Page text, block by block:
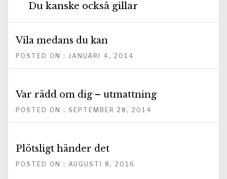
Du kanske också gillar
Vila medans du kan
POSTED ON : JANUARI 4, 2014
Var rädd om dig – utmattning
POSTED ON : SEPTEMBER 28, 2014
Plötsligt händer det
POSTED ON : AUGUSTI 8, 2016